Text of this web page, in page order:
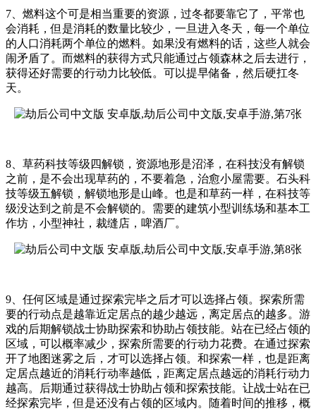
7、燃料这个可是相当重要的资源，过冬都要靠它了，平常也
会消耗，但是消耗的数量比较少，一旦进入冬天，每一个单位
的人口消耗两个单位的燃料。如果没有燃料的话，这些人就会
闹矛盾了。而燃料的获得方式只能通过占领森林之后去进行，
获得还好需要的行动力比较低。可以提早储备，然后硬扛冬
天。
8、草药科技等级四解锁，资源地形是沼泽，在科技没有解锁
之前，是不会出现草药的，不要着急，治愈小屋需要。石头科
技等级五解锁，解锁地形是山峰。也是和草药一样，在科技等
级没达到之前是不会解锁的。需要的建筑小型训练场和基本工
作坊，小型神社，裁缝店，啤酒厂。
9、任何区域是通过探索完毕之后才可以选择占领。探索所需
要的行动点是越靠近定居点的越少越远，离定居点的越多。游
戏的后期解锁战士协助探索和协助占领技能。站在已经占领的
区域，可以概率减少，探索所需要的行动力花费。在通过探索
开了地图迷雾之后，才可以选择占领。和探索一样，也是距离
定居点越近的消耗行动率越低，距离定居点越远的消耗行动力
越高。后期通过获得战士协助占领和探索技能。让战士站在已
经探索完毕，但是还没有占领的区域内。随着时间的推移，概